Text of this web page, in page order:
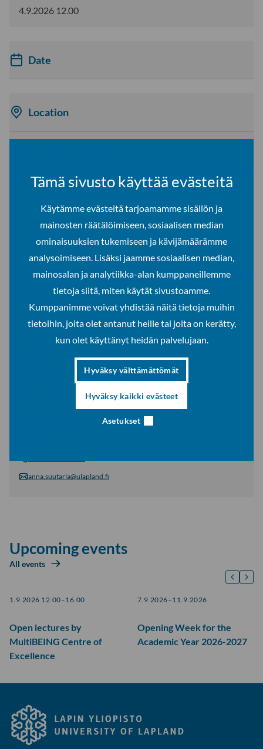
Tämä sivusto käyttää evästeitä
Käytämme evästeitä tarjoamamme sisällön ja
mainosten räätälöimiseen, sosiaalisen median
ominaisuuksien tukemiseen ja kävijämäärämme
analysoimiseen. Lisäksi jaamme sosiaalisen median,
mainosalan ja analytiikka-alan kumppaneillemme
tietoja siitä, miten käytät sivustoamme.
Kumppanimme voivat yhdistää näitä tietoja muihin
tietoihin, joita olet antanut heille tai joita on kerätty,
kun olet käyttänyt heidän palvelujaan.
Hyväksy välttämättömät
Hyväksy kaikki evästeet
Asetukset
4.9.2026 12.00
Date
Location
Share on LinkedIn
Lisätietoa
Tiina Leppänen
+358 40 484 4344
anna.suutarla@ulapland.fi
Upcoming events
All events
1.9.2026 12.00–16.00
Open lectures by
MultiBEING Centre of
Excellence
7.9.2026–11.9.2026
Opening Week for the
Academic Year 2026-2027